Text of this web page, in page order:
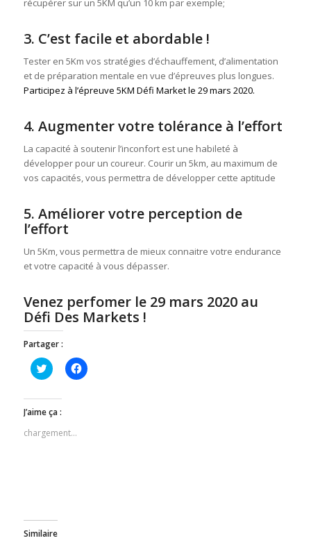
récupérer sur un 5KM qu’un 10 km par exemple;
3. C’est facile et abordable !
Tester en 5Km vos stratégies d’échauffement, d’alimentation
et de préparation mentale en vue d’épreuves plus longues.
Participez à l’épreuve 5KM Défi Market le 29 mars 2020.
4. Augmenter votre tolérance à l’effort
La capacité à soutenir l’inconfort est une habileté à
développer pour un coureur. Courir un 5km, au maximum de
vos capacités, vous permettra de développer cette aptitude
5. Améliorer votre perception de
l’effort
Un 5Km, vous permettra de mieux connaitre votre endurance
et votre capacité à vous dépasser.
Venez perfomer le 29 mars 2020 au
Défi Des Markets !
Partager :
Cliquez
pour
Twitter(ouvre
dans
une
nouvelle
fenêtre)
Cliquez
pour
J’aime ça :
chargement…
Similaire